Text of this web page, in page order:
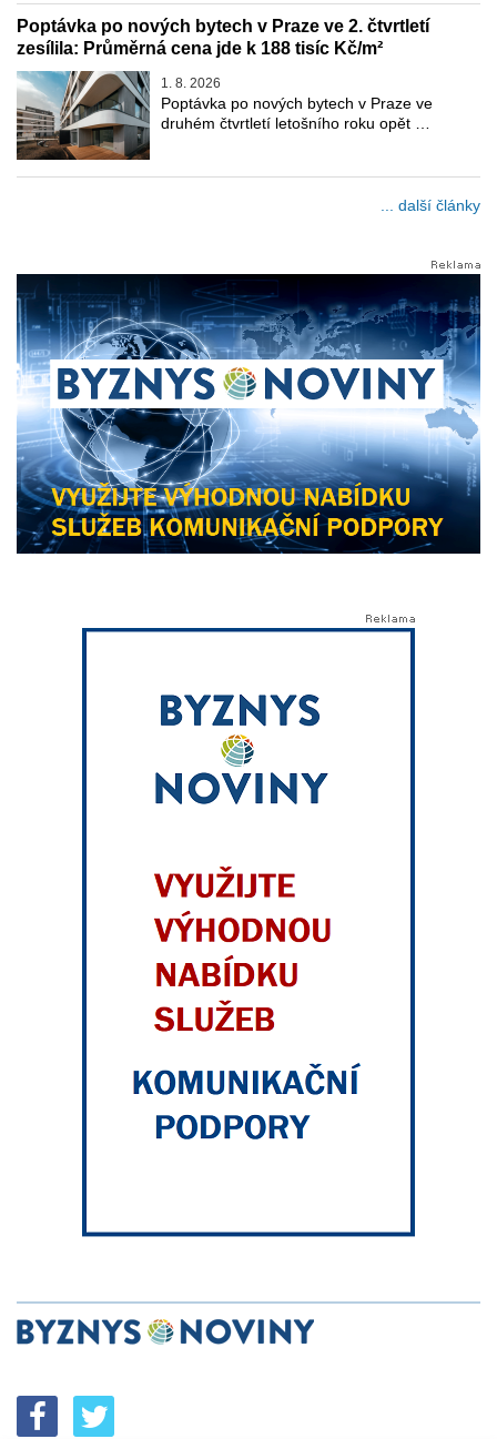
Poptávka po nových bytech v Praze ve 2. čtvrtletí
zesílila: Průměrná cena jde k 188 tisíc Kč/m²
1. 8. 2026
Poptávka po nových bytech v Praze ve
druhém čtvrtletí letošního roku opět …
... další články